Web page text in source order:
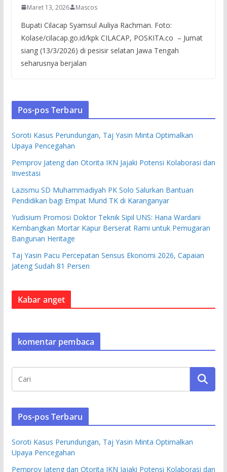
Maret 13, 2026 Mascos
Bupati Cilacap Syamsul Auliya Rachman. Foto:
Kolase/cilacap.go.id/kpk CILACAP, POSKITA.co – Jumat
siang (13/3/2026) di pesisir selatan Jawa Tengah
seharusnya berjalan
Pos-pos Terbaru
Soroti Kasus Perundungan, Taj Yasin Minta Optimalkan
Upaya Pencegahan
Pemprov Jateng dan Otorita IKN Jajaki Potensi Kolaborasi dan
Investasi
Lazismu SD Muhammadiyah PK Solo Salurkan Bantuan
Pendidikan bagi Empat Murid TK di Karanganyar
Yudisium Promosi Doktor Teknik Sipil UNS: Hana Wardani
Kembangkan Mortar Kapur Berserat Rami untuk Pemugaran
Bangunan Heritage
Taj Yasin Pacu Percepatan Sensus Ekonomi 2026, Capaian
Jateng Sudah 81 Persen
Kabar anget
komentar pembaca
Pos-pos Terbaru
Soroti Kasus Perundungan, Taj Yasin Minta Optimalkan
Upaya Pencegahan
Pemprov Jateng dan Otorita IKN Jajaki Potensi Kolaborasi dan